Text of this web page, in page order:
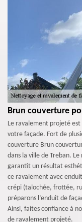
Brun couverture
Le ravalement projeté
votre façade. Fort de
couverture Brun
dans la ville de Treban.
garantit un résultat
ce ravalement avec
crépi (talochée, frottée,
préparons l’enduit de
Ainsi, faites confiance à
de ravalement projeté.